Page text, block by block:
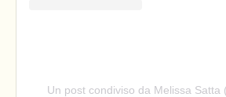
Un post condiviso da Melissa Satta